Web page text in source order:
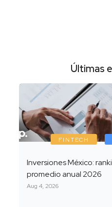
Últimas
FINTECH
Inversiones México:
promedio anual 2026
Aug 4, 2026